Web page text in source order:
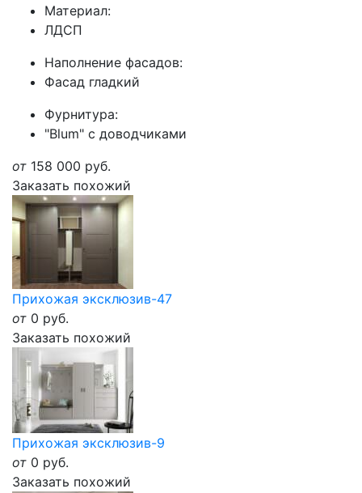
Материал:
ЛДСП
Наполнение фасадов:
Фасад гладкий
Фурнитура:
"Blum" с доводчиками
от 158 000 руб.
Заказать похожий
Прихожая эксклюзив-47
от 0 руб.
Заказать похожий
Прихожая эксклюзив-9
от 0 руб.
Заказать похожий